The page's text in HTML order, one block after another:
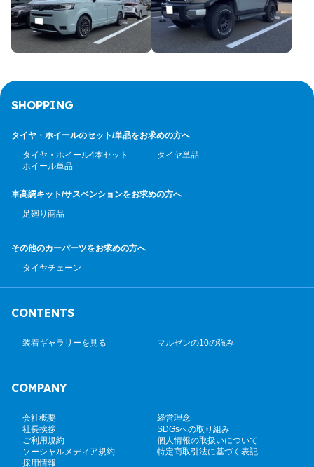
SHOPPING
タイヤ・ホイールのセット/単品をお求めの方へ
タイヤ・ホイール4本セット
タイヤ単品
ホイール単品
車高調キット/サスペンションをお求めの方へ
足廻り商品
その他のカーパーツをお求めの方へ
タイヤチェーン
CONTENTS
装着ギャラリーを見る マルゼンの10の強み
COMPANY
会社概要
経営理念
社長挨拶
SDGsへの取り組み
ご利用規約
個人情報の取扱いについて
ソーシャルメディア規約
特定商取引法に基づく表記
採用情報